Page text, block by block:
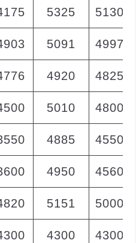
5325 5130
5091 4997
4920 4825
5010 4800
4885 4550
4950 4560
5151 5000
4300 4300